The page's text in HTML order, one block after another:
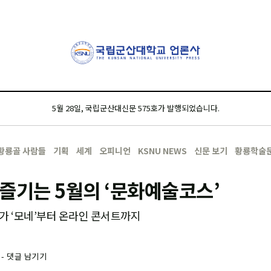
5월 28일, 국립군산대신문 575호가 발행되었습니다.
룡골 사람들 기획 세계 오피니언 KSNU NEWS 신문 보기 황룡학술
기는 5월의 ‘문화예술코스’
‘모네’부터 온라인 콘서트까지
댓글 남기기